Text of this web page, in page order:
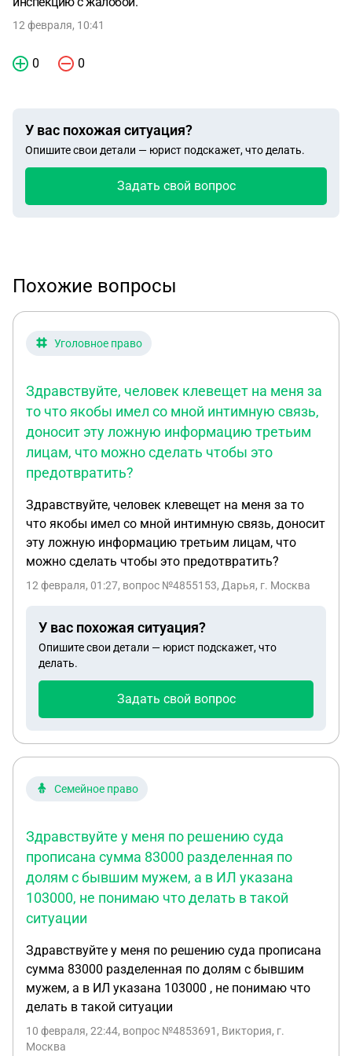
12 февраля, 10:41
0 0
У вас похожая ситуация?
Опишите свои детали — юрист подскажет, что делать.
Задать свой вопрос
Похожие вопросы
Уголовное право
Здравствуйте, человек клевещет на меня за
то что якобы имел со мной интимную связь,
доносит эту ложную информацию третьим
лицам, что можно сделать чтобы это
предотвратить?
Здравствуйте, человек клевещет на меня за то
что якобы имел со мной интимную связь, доносит
эту ложную информацию третьим лицам, что
можно сделать чтобы это предотвратить?
12 февраля, 01:27, вопрос №4855153, Дарья, г. Москва
У вас похожая ситуация?
Опишите свои детали — юрист подскажет, что
делать.
Задать свой вопрос
Семейное право
Здравствуйте у меня по решению суда
прописана сумма 83000 разделенная по
долям с бывшим мужем, а в ИЛ указана
103000, не понимаю что делать в такой
ситуации
Здравствуйте у меня по решению суда прописана
сумма 83000 разделенная по долям с бывшим
мужем, а в ИЛ указана 103000 , не понимаю что
делать в такой ситуации
10 февраля, 22:44, вопрос №4853691, Виктория, г.
Москва